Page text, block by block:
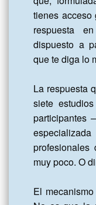
tienes
respuesta
dispuesto a
que te diga lo
La respuesta
siete
participantes
muy poco. O
El